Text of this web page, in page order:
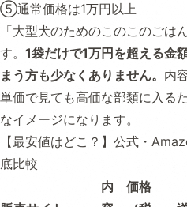
⑤通常価格は1万円以上
「大型犬のためのこのこのごは
す。 1袋だけで1万円を超える金
まう方も少なくありません。 内
単価で見ても高価な部類に入る
なイメージになります。
【最安値はどこ？】公式・
底比較
内
価格